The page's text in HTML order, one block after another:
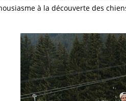
à la découverte des